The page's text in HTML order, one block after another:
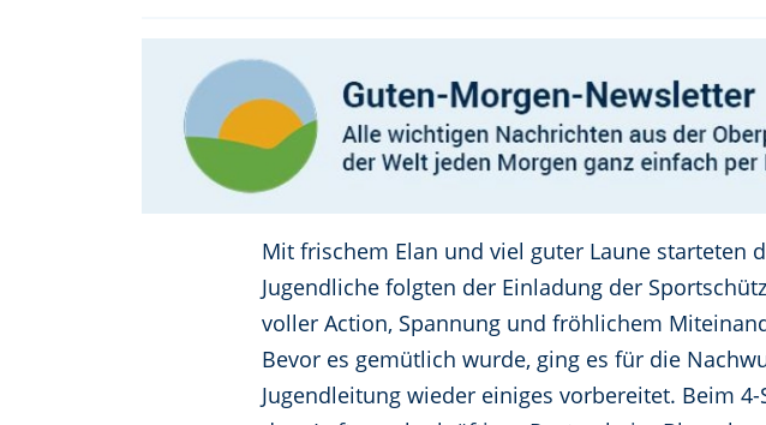
Mit frischem Elan und viel guter Laune starteten
Jugendliche folgten der Einladung der
voller Action, Spannung und fröhlichem
Bevor es gemütlich wurde, ging es für die
Jugendleitung wieder einiges vorbereitet. Beim